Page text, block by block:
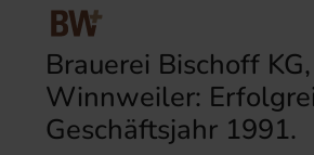
Brauerei Bischoff KG,
Winnweiler:
Geschäftsjahr 1991.